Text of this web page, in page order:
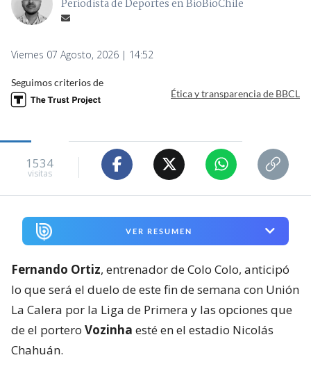
Periodista de Deportes en BioBioChile
Viernes 07 Agosto, 2026 | 14:52
Seguimos criterios de
Ética y transparencia de BBCL
1534
visitas
VER RESUMEN
Fernando Ortiz, entrenador de Colo Colo, anticipó
lo que será el duelo de este fin de semana con Unión
La Calera por la Liga de Primera y las opciones que
de el portero Vozinha esté en el estadio Nicolás
Chahuán.